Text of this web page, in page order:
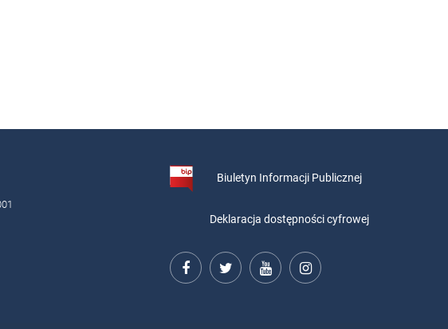
Biuletyn Informacji Publicznej
Deklaracja dostępności cyfrowej